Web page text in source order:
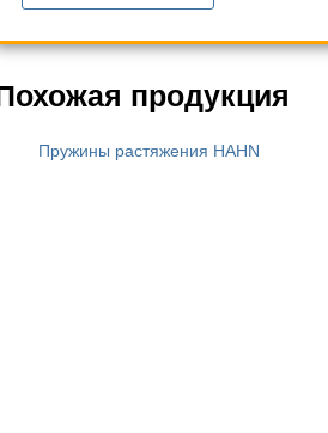
продукция
Пружины растяжения HAHN